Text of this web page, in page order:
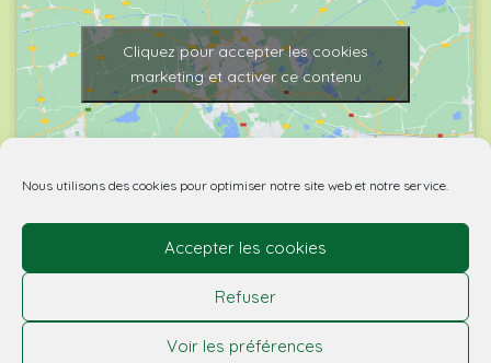
Nous utilisons des cookies pour optimiser notre site web et notre service.
Accepter les cookies
Refuser
Voir les préférences
Cliquez pour accepter les cookies
marketing et activer ce contenu
© 2026 Biovino | made with by Agence Spritz.
L’abus d’alcool est dangereux pour la santé. À boire